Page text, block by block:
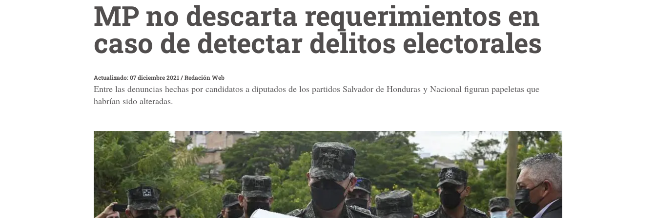
MP no descarta requerimientos en
caso de detectar delitos electorales
Actualizado: 07 diciembre 2021 /Redación Web
Entre las denuncias hechas por candidatos a diputados de los partidos Salvador de Honduras y Nacional figuran papeletas que
habrían sido alteradas.